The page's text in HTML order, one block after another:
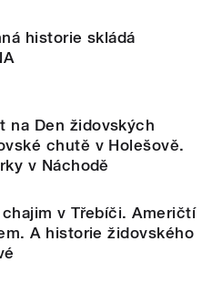
historie skládá
na Den židovských
chutě v Holešově.
v Náchodě
v Třebíči. Američtí
A historie židovského